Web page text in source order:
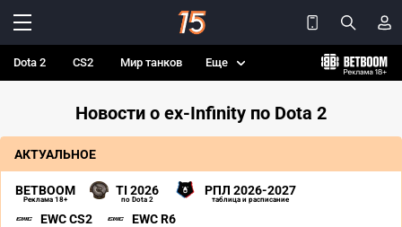
Dota 2 CS2 Мир танков Еще
Новости о ex-Infinity по Dota 2
АКТУАЛЬНОЕ
BETBOOM
Реклама 18+
TI 2026
по Dota 2
РПЛ 2026-2027
таблица и расписание
EWC CS2 EWC R6